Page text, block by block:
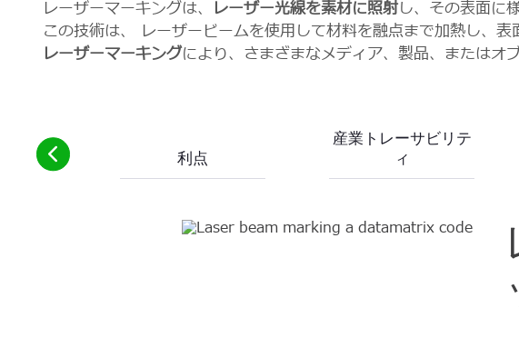
レーザーマーキングは、 レーザー光線を素材に照射し、その表面に
この技術は、 レーザービームを使用して材料を融点まで加熱し、表
レーザーマーキングにより、さまざまなメディア、製品、またはオ
利点
産業トレーサビリテ
ィ